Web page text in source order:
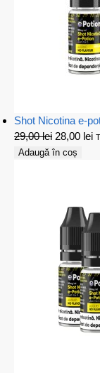
Shot Nicotina e-
29,00lei 28,00 lei
Adaugă în coș